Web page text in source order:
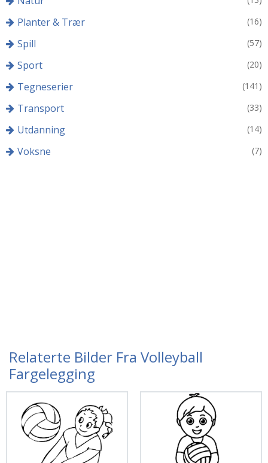
Planter & Trær (16)
Spill (57)
Sport (20)
Tegneserier (141)
Transport (33)
Utdanning (14)
Voksne (7)
Relaterte Bilder Fra Volleyball
Fargelegging